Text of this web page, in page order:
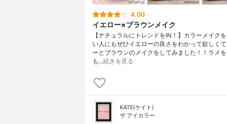
4.00
イエロー×ブラウンメイク
【ナチュラルにトレンドをIN！】カラーメイク
い人にもぜひイエローの良さをわかって欲しく
ーとブラウンのメイクをしてみました！！ラメ
も…続きを見る
KATE(ケイト)
ザ アイカラー